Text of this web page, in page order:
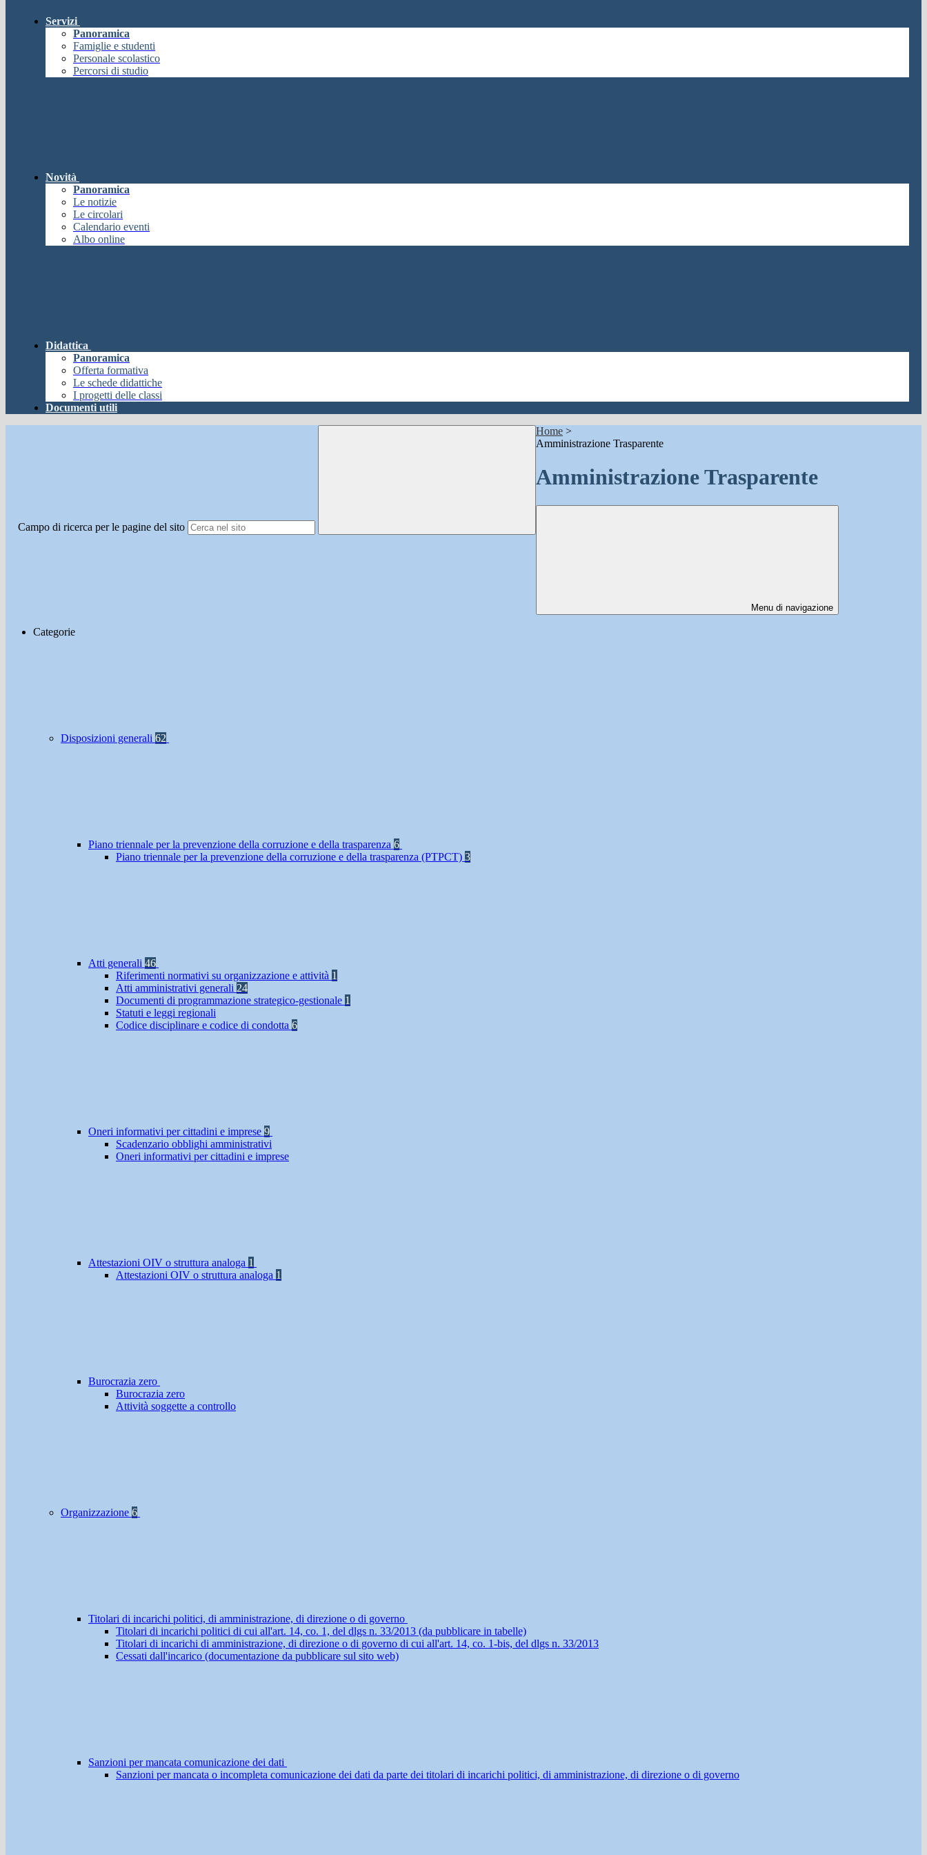
Servizi
Panoramica
Famiglie e studenti
Personale scolastico
Percorsi di studio
Novità
Panoramica
Le notizie
Le circolari
Calendario eventi
Albo online
Didattica
Panoramica
Offerta formativa
Le schede didattiche
I progetti delle classi
Documenti utili
Campo di ricerca per le pagine del sito
Home >
Amministrazione Trasparente
Amministrazione Trasparente
Menu di navigazione
Categorie
Disposizioni generali 62
Piano triennale per la prevenzione della corruzione e della trasparenza 6
Piano triennale per la prevenzione della corruzione e della trasparenza (PTPCT) 3
Atti generali 46
Riferimenti normativi su organizzazione e attività 1
Atti amministrativi generali 24
Documenti di programmazione strategico-gestionale 1
Statuti e leggi regionali
Codice disciplinare e codice di condotta 6
Oneri informativi per cittadini e imprese 9
Scadenzario obblighi amministrativi
Oneri informativi per cittadini e imprese
Attestazioni OIV o struttura analoga 1
Attestazioni OIV o struttura analoga 1
Burocrazia zero
Burocrazia zero
Attività soggette a controllo
Organizzazione 6
Titolari di incarichi politici, di amministrazione, di direzione o di governo
Titolari di incarichi politici di cui all'art. 14, co. 1, del dlgs n. 33/2013 (da pubblicare in tabelle)
Titolari di incarichi di amministrazione, di direzione o di governo di cui all'art. 14, co. 1-bis, del dlgs n. 33/2013
Cessati dall'incarico (documentazione da pubblicare sul sito web)
Sanzioni per mancata comunicazione dei dati
Sanzioni per mancata o incompleta comunicazione dei dati da parte dei titolari di incarichi politici, di amministrazione, di direzione o di governo